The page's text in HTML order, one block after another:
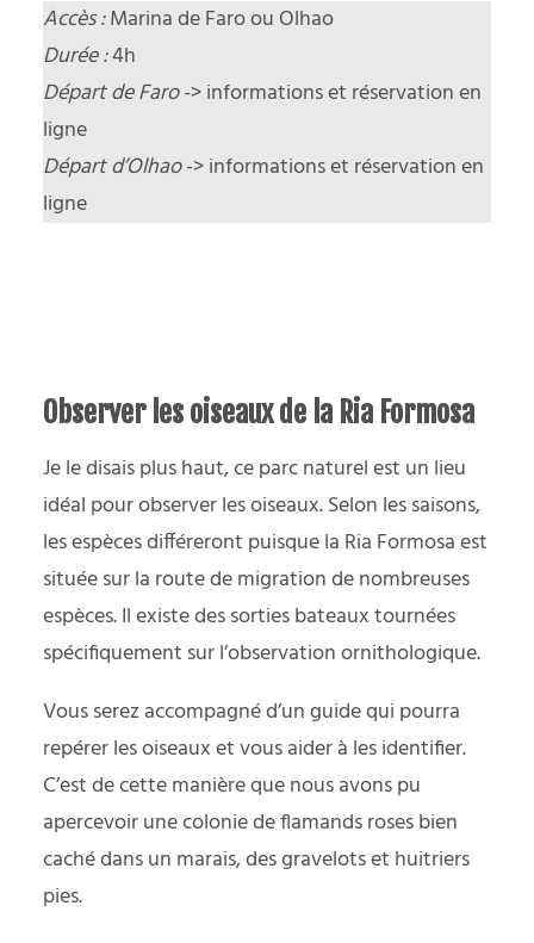
Accès :Marina de Faro ou Olhao
Durée :4h
Départ de Faro->informations et réservation en
ligne
Départ d’Olhao->informations et réservation en
ligne
Observer les oiseaux de la Ria Formosa
Je le disais plus haut, ce parc naturel est un lieu
idéal pour observer les oiseaux. Selon les saisons,
les espèces différeront puisque la Ria Formosa est
située sur la route de migration de nombreuses
espèces. Il existe des sorties bateaux tournées
spécifiquement sur l’observation ornithologique.
Vous serez accompagné d’un guide qui pourra
repérer les oiseaux et vous aider à les identifier.
C’est de cette manière que nous avons pu
apercevoir une colonie de flamands roses bien
caché dans un marais, des gravelots et huitriers
pies.